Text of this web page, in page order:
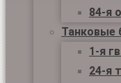
84-я
Танковые
1-я
24-я